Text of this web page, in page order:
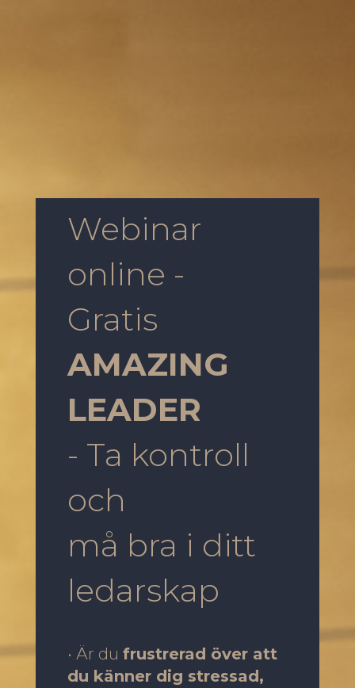
Webinar
online -
Gratis
AMAZING
LEADER
- Ta kontroll
och
må bra i ditt
ledarskap
• Är du frustrerad över att
du känner dig stressad,